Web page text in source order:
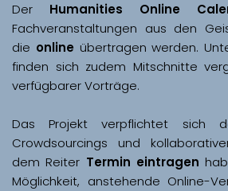
Der Humanities Online
Fachveranstaltungen aus den
die online übertragen werden.
finden sich zudem Mitschnitte
Das Projekt verpflichtet sich
Crowdsourcings und
dem Reiter Termin eintragen
Möglichkeit, anstehende Online-